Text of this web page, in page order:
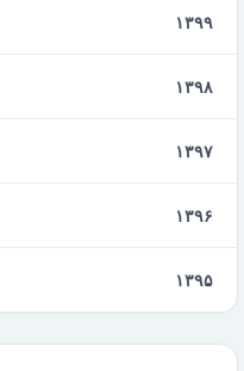
۱۳۹۹
۱۳۹۸
۱۳۹۷
۱۳۹۶
۱۳۹۵